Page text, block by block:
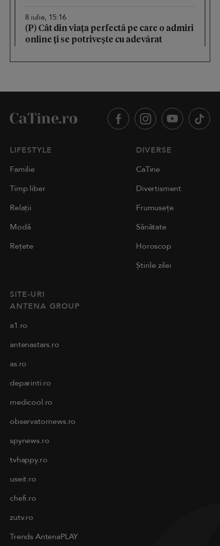
8 iulie, 15:16
(P) Cât din viața perfectă pe care o admiri
online ți se potrivește cu adevărat
LIFESTYLE
Familie
Timp liber
Relații
Modă
Rețete
DIVERSE
CaTine
Divertisment
Frumusețe
Sănătate
Horoscop
Știrile zilei
SITE-URI
ANTENA GROUP
a1.ro
antenastars.ro
as.ro
deparinti.ro
medicool.ro
observatornews.ro
spynews.ro
tvhappy.ro
useit.ro
chefi.ro
zutv.ro
Trends AntenaPLAY